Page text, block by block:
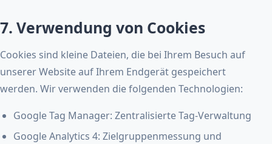
7. Verwendung von Cookies
Cookies sind kleine Dateien, die bei Ihrem Besuch auf
unserer Website auf Ihrem Endgerät gespeichert
werden. Wir verwenden die folgenden Technologien:
Google Tag Manager: Zentralisierte Tag-Verwaltung
Google Analytics 4: Zielgruppenmessung und